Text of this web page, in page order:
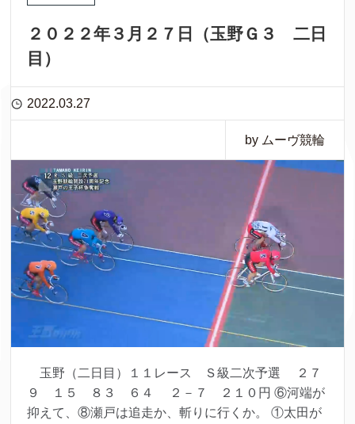
２０２２年３月２７日（玉野Ｇ３ 二日
目）
2022.03.27
by ムーヴ競輪
玉野（二日目）１１レース Ｓ級二次予選 ２７
９ １５ ８３ ６４ ２－７ ２１０円 ⑥河端が
抑えて、⑧瀬戸は追走か、斬りに行くか。 ①太田が